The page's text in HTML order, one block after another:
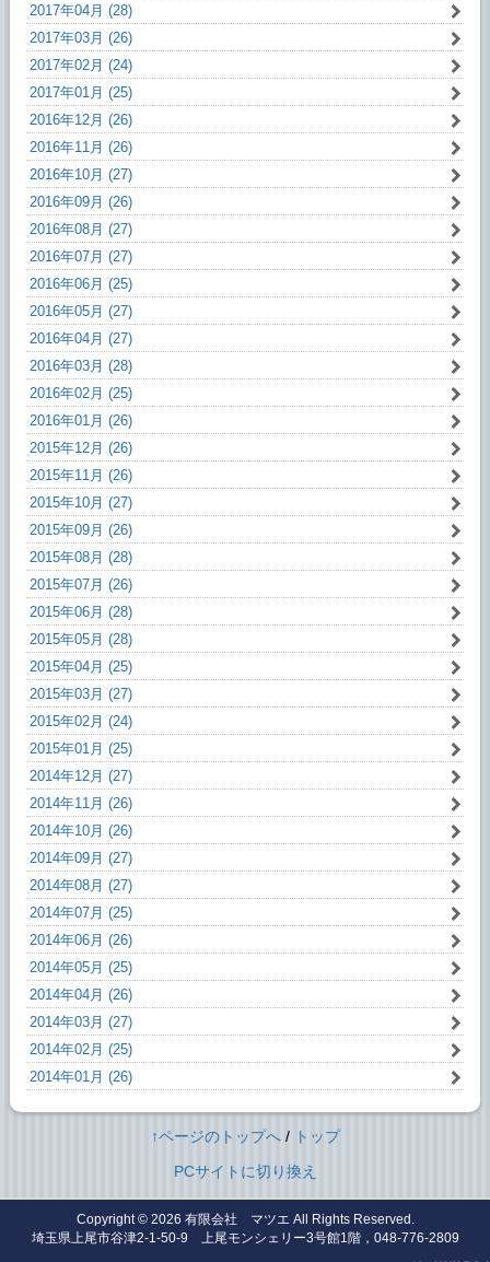
2017年04月 (28)
2017年03月 (26)
2017年02月 (24)
2017年01月 (25)
2016年12月 (26)
2016年11月 (26)
2016年10月 (27)
2016年09月 (26)
2016年08月 (27)
2016年07月 (27)
2016年06月 (25)
2016年05月 (27)
2016年04月 (27)
2016年03月 (28)
2016年02月 (25)
2016年01月 (26)
2015年12月 (26)
2015年11月 (26)
2015年10月 (27)
2015年09月 (26)
2015年08月 (28)
2015年07月 (26)
2015年06月 (28)
2015年05月 (28)
2015年04月 (25)
2015年03月 (27)
2015年02月 (24)
2015年01月 (25)
2014年12月 (27)
2014年11月 (26)
2014年10月 (26)
2014年09月 (27)
2014年08月 (27)
2014年07月 (25)
2014年06月 (26)
2014年05月 (25)
2014年04月 (26)
2014年03月 (27)
2014年02月 (25)
2014年01月 (26)
↑ページのトップへ/ トップ
PCサイトに切り換え
Copyright © 2026 有限会社 マツエ All Rights Reserved.
埼玉県上尾市谷津2-1-50-9 上尾モンシェリー3号館1階，048-776-2809